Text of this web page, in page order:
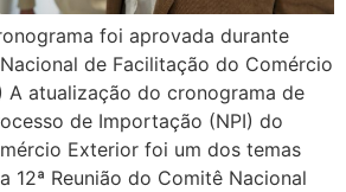
foi aprovada durante
de Facilitação do Comércio
atualização do cronograma de
de Importação (NPI) do
Exterior foi um dos temas
12ª Reunião do Comitê Nacional